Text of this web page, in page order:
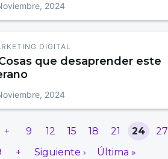
2024
DIGITAL
que desaprender este
2024
+ 9 12 15 18 21 24 27
+ Siguiente › Última »